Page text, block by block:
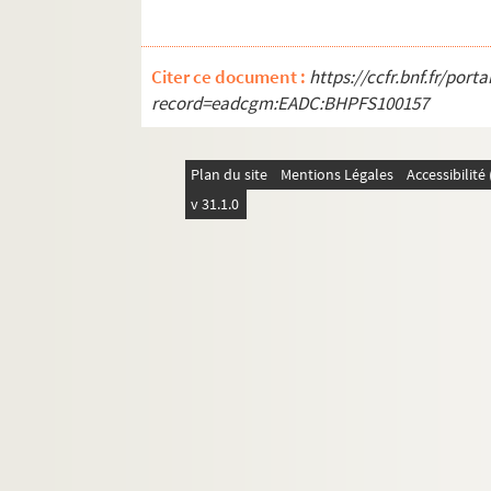
Citer ce document : https://ccfr.bnf.fr/
record=eadcgm:EADC:BHPFS100157
Plan du site Mentions Légales
v 31.1.0